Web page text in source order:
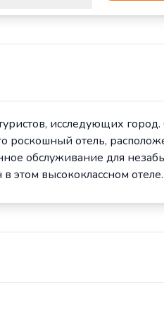
исследующих город.
роскошный отель,
обслуживание для
этом высококлассном отеле.